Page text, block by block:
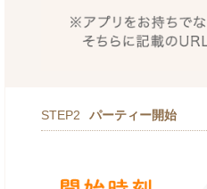
STEP2 パーティー開始